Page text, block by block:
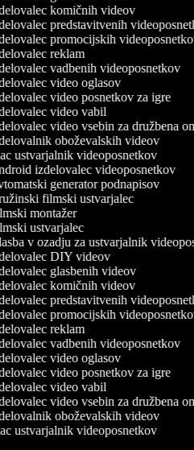
komičnih videov
predstavitvenih
promocijskih
reklam
vadbenih videoposnetkov
video oglasov
video posnetkov za igre
video vabil
video vsebin za družbena
oboževalskih videov
ustvarjalnik videoposnetkov
izdelovalec videoposnetkov
generator podnapisov
filmski ustvarjalec
montažer
ustvarjalec
v ozadju za ustvarjalnik
DIY videov
glasbenih videov
komičnih videov
predstavitvenih
promocijskih
reklam
vadbenih videoposnetkov
video oglasov
video posnetkov za igre
video vabil
video vsebin za družbena
oboževalskih videov
ustvarjalnik videoposnetkov